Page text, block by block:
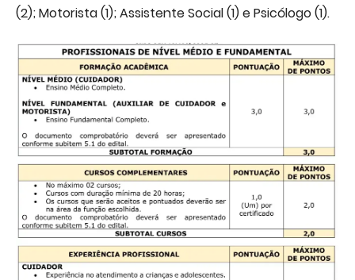
(2); Motorista (1); Assistente Social (1) e Psicólogo (1).